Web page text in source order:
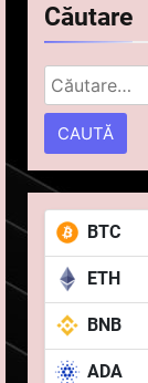
Căutare
Caută
după:
BTC
ETH
BNB
ADA